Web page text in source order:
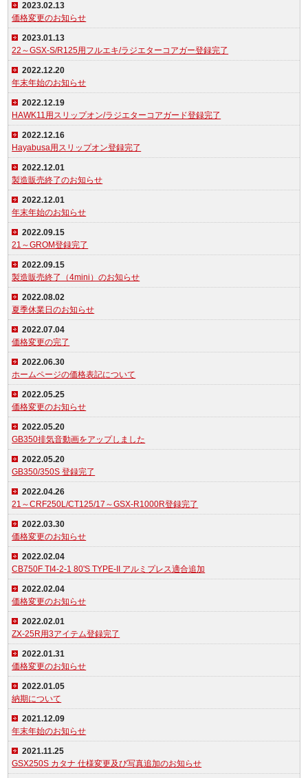
2023.02.13
価格変更のお知らせ
2023.01.13
22～GSX-S/R125用フルエキ/ラジエターコアガー登録完了
2022.12.20
年末年始のお知らせ
2022.12.19
HAWK11用スリップオン/ラジエターコアガード登録完了
2022.12.16
Hayabusa用スリップオン登録完了
2022.12.01
製造販売終了のお知らせ
2022.12.01
年末年始のお知らせ
2022.09.15
21～GROM登録完了
2022.09.15
製造販売終了（4mini）のお知らせ
2022.08.02
夏季休業日のお知らせ
2022.07.04
価格変更の完了
2022.06.30
ホームページの価格表記について
2022.05.25
価格変更のお知らせ
2022.05.20
GB350排気音動画をアップしました
2022.05.20
GB350/350S 登録完了
2022.04.26
21～CRF250L/CT125/17～GSX-R1000R登録完了
2022.03.30
価格変更のお知らせ
2022.02.04
CB750F TI4-2-1 80'S TYPE-II アルミプレス適合追加
2022.02.04
価格変更のお知らせ
2022.02.01
ZX-25R用3アイテム登録完了
2022.01.31
価格変更のお知らせ
2022.01.05
納期について
2021.12.09
年末年始のお知らせ
2021.11.25
GSX250S カタナ 仕様変更及び写真追加のお知らせ